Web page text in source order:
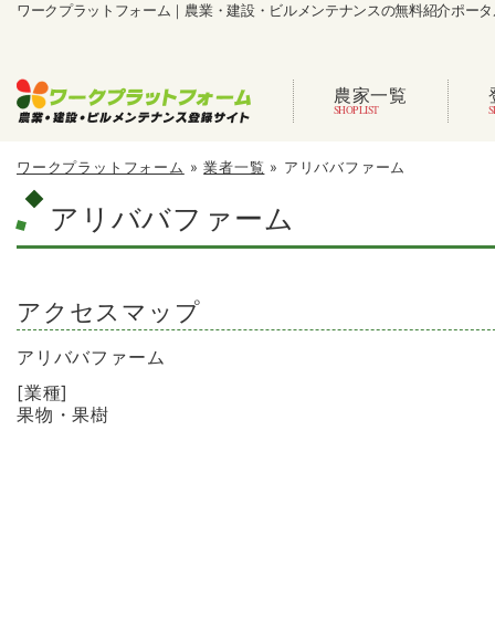
ワークプラットフォーム｜農業・建設・ビルメンテナンスの無料紹介ポー
農家一覧
ワークプラットフォーム »業者一覧 » アリババファーム
アリババファーム
アクセスマップ
アリババファーム
[業種]
果物・果樹